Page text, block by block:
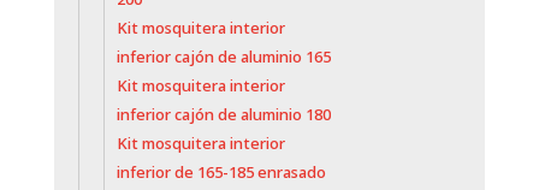
Kit mosquitera interior
inferior cajón de aluminio 165
Kit mosquitera interior
inferior cajón de aluminio 180
Kit mosquitera interior
inferior de 165-185 enrasado